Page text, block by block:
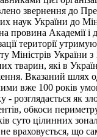
звернення до
наук України до
провина Академії і
території
Міністрів України
тварин, які в
Вказаний шлях
вже 100 років
- розглядається як
обкоси
суто цілинних
не враховується, що